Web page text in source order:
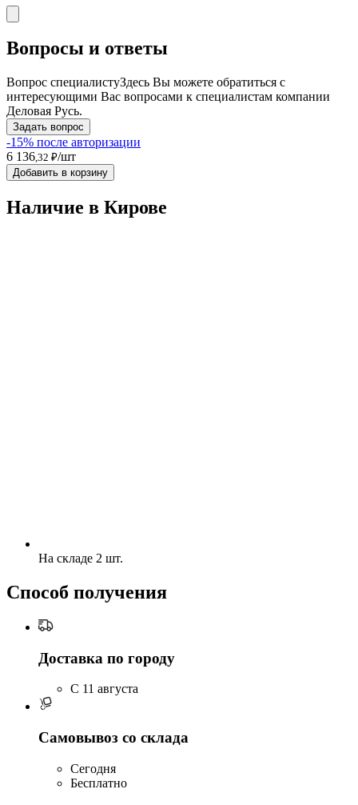
Вопросы и ответы
Вопрос специалистуЗдесь Вы можете обратиться с
интересующими Вас вопросами к специалистам компании
Деловая Русь.
Задать вопрос
-15% после авторизации
6 136,32 ₽/шт
Добавить в корзину
Наличие в Кировe
На складе 2 шт.
Способ получения
Доставка по городу
C 11 августа
Самовывоз со склада
Сегодня
Бесплатно